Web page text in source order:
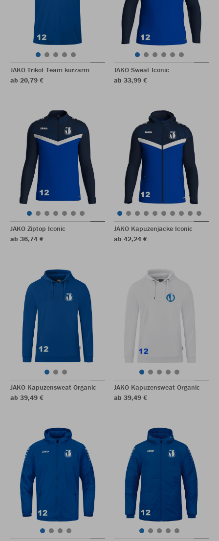
JAKO Trikot Team kurzarm
ab 20,79 €
JAKO Sweat Iconic
ab 33,99 €
JAKO Ziptop Iconic
ab 36,74 €
JAKO Kapuzenjacke Iconic
ab 42,24 €
JAKO Kapuzensweat Organic
ab 39,49 €
JAKO Kapuzensweat Organic
ab 39,49 €